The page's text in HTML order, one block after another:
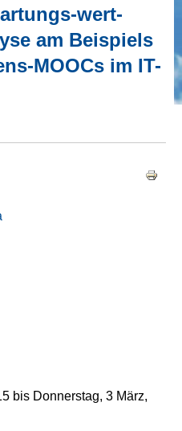
wert-
am Beispiels
MOOCs im IT-
bis Donnerstag, 3 März,